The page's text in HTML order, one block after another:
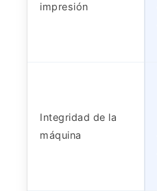
impresión
Integridad de la
máquina